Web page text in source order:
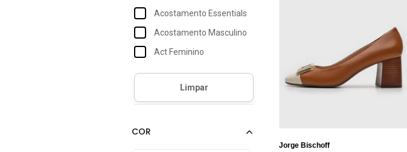
Acostamento Essentials
Acostamento Masculino
Act Feminino
Actvitta
Ad Life Style
Jorge Bischoff